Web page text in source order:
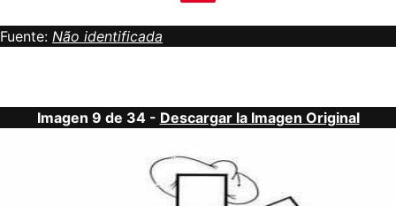
Fuente: Não identificada
Imagen 9 de 34 - Descargar la Imagen Original